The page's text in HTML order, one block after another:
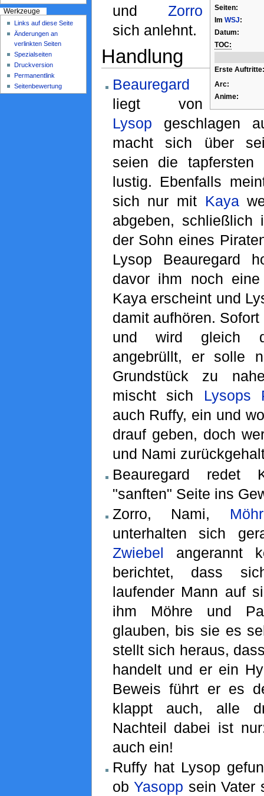
Seiten:
Im WSJ:
Datum:
TOC:
Erste Auftritte:
Arc:
Anime:
und Zorro
sich anlehnt.
Handlung
Beauregard
liegt von
Lysop geschlagen
macht sich über
seien die
lustig. Ebenfalls
sich nur mit Kaya
abgeben,
der Sohn eines
Lysop Beauregard
davor ihm noch
Kaya erscheint und
damit aufhören.
und wird gleich
angebrüllt, er solle
Grundstück zu
mischt sich Lysops
auch Ruffy, ein und
drauf geben, doch
und Nami
Beauregard redet
"sanften" Seite ins
Zorro, Nami,
unterhalten sich
Zwiebel angerannt
berichtet, dass
laufender Mann auf
ihm Möhre und
glauben, bis sie es
stellt sich heraus,
handelt und er ein
Beweis führt er es
klappt auch, alle
Nachteil dabei ist
auch ein!
Ruffy hat Lysop
obYasopp sein Vater
Werkzeuge
Links auf diese Seite
Änderungen an
verlinkten Seiten
Spezialseiten
Druckversion
Permanentlink
Seitenbewertung